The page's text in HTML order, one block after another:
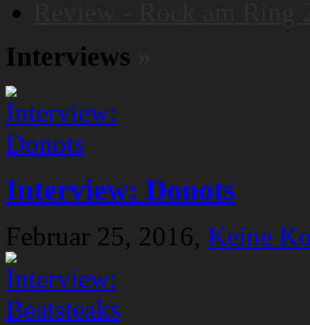
Interviews
Interview: Donots
Februar 25, 2016, Keine